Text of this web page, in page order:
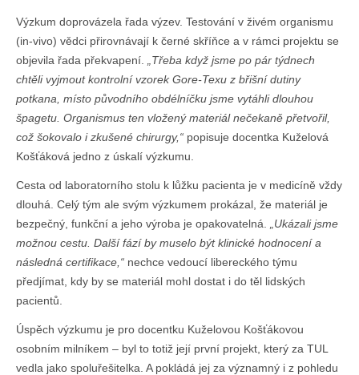
Výzkum doprovázela řada výzev. Testování v živém organismu
(in-vivo) vědci přirovnávají k černé skříňce a v rámci projektu se
objevila řada překvapení.
„Třeba když jsme po pár týdnech
chtěli vyjmout kontrolní vzorek Gore-Texu z břišní dutiny
potkana, místo původního obdélníčku jsme vytáhli dlouhou
špagetu. Organismus ten vložený materiál nečekaně přetvořil,
což šokovalo i zkušené chirurgy,“ popisuje docentka Kuželová
Košťáková jedno z úskalí výzkumu.
Cesta od laboratorního stolu k lůžku pacienta je v medicíně vždy
dlouhá. Celý tým ale svým výzkumem prokázal, že materiál je
bezpečný, funkční a jeho výroba je opakovatelná.
„Ukázali jsme
možnou cestu. Další fází by muselo být klinické hodnocení a
následná certifikace,“ nechce vedoucí libereckého týmu
předjímat, kdy by se materiál mohl dostat i do těl lidských
pacientů.
Úspěch výzkumu je pro docentku Kuželovou Košťákovou
osobním milníkem – byl to totiž její první projekt, který za TUL
vedla jako spoluřešitelka. A pokládá jej za významný i z pohledu